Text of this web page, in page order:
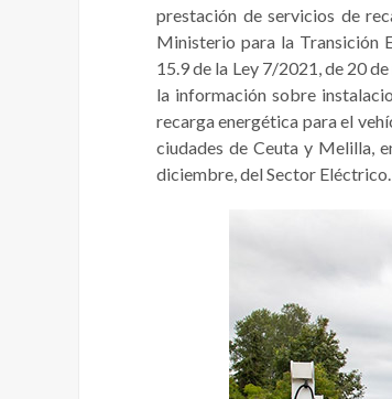
prestación de servicios de
Ministerio para la Transición
15.9 de la Ley 7/2021, de 20
la información sobre
recarga energética para el
ciudades de Ceuta y Melilla,
diciembre, del Sector Eléctrico.